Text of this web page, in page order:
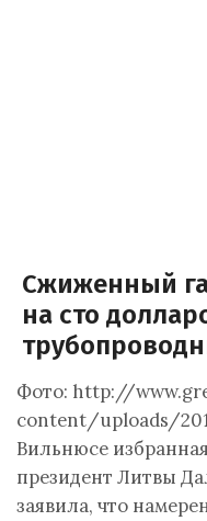
Сжиженный
на сто
Фото: http://
content/uploads/
Вильнюсе
президент Литвы
заявила, что